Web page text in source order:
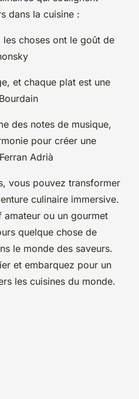
dans la cuisine :
choses ont le goût de
et chaque plat est une
des notes de musique,
pour créer une
Adrià
vous pouvez transformer
culinaire immersive.
amateur ou un gourmet
quelque chose de
le monde des saveurs.
et embarquez pour un
les cuisines du monde.